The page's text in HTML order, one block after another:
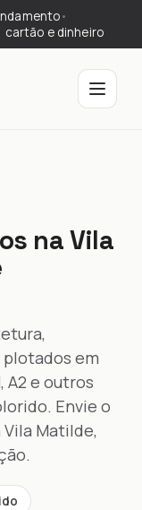
•
cartão e dinheiro
na Vila
em
A2 e outros
Envie o
Matilde,